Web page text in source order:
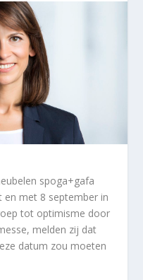
spoga+gafa
met 8 september in
tot optimisme door
melden zij dat
datum zou moeten